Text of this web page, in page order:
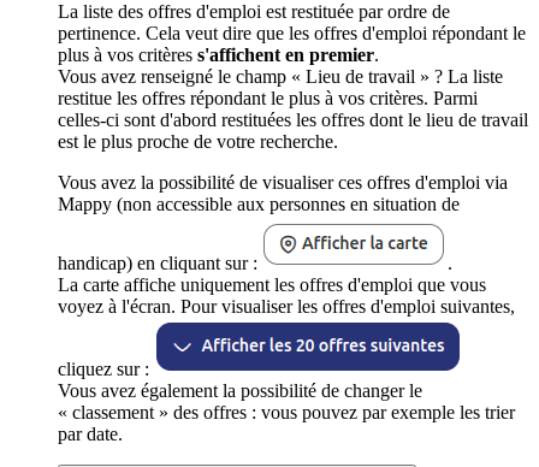
La liste des offres d'emploi est restituée par ordre de
pertinence. Cela veut dire que les offres d'emploi répondant le
plus à vos critères s'affichent en premier.
Vous avez renseigné le champ « Lieu de travail » ? La liste
restitue les offres répondant le plus à vos critères. Parmi
celles-ci sont d'abord restituées les offres dont le lieu de travail
est le plus proche de votre recherche.
Vous avez la possibilité de visualiser ces offres d'emploi via
Mappy (non accessible aux personnes en situation de
handicap) en cliquant sur :
.
La carte affiche uniquement les offres d'emploi que vous
voyez à l'écran. Pour visualiser les offres d'emploi suivantes,
cliquez sur :
Vous avez également la possibilité de changer le
« classement » des offres : vous pouvez par exemple les trier
par date.